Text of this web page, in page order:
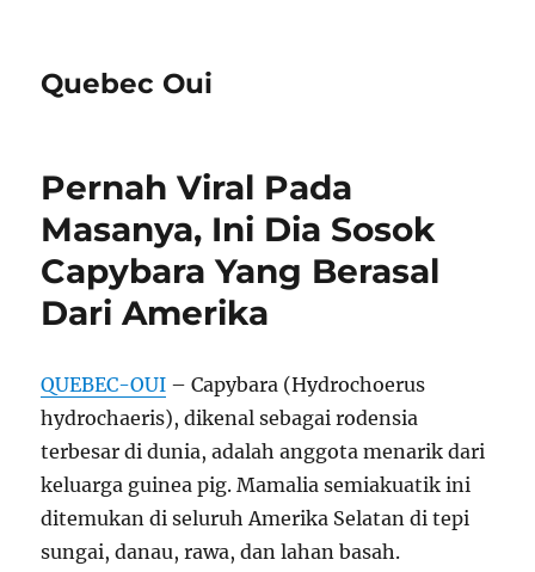
Quebec Oui
Pernah Viral Pada
Masanya, Ini Dia Sosok
Capybara Yang Berasal
Dari Amerika
QUEBEC-OUI – Capybara (Hydrochoerus
hydrochaeris), dikenal sebagai rodensia
terbesar di dunia, adalah anggota menarik dari
keluarga guinea pig. Mamalia semiakuatik ini
ditemukan di seluruh Amerika Selatan di tepi
sungai, danau, rawa, dan lahan basah.